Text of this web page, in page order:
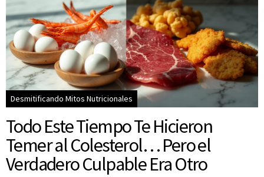
Desmitificando Mitos Nutricionales
Todo Este Tiempo Te Hicieron
Temer al Colesterol… Pero el
Verdadero Culpable Era Otro